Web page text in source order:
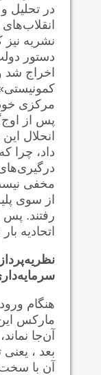
در تحلیل
نشریه نیز
دستور
اخراج شد
مرکزی خود
پس از
انحلال
داد، چرا
مخفی
از سوی
رفتند. پس
اتحادیه
مارکس
بعد ،
آن با